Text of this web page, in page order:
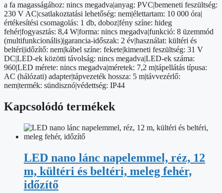
fehér,
programok
mennyiség
a fa magasságához: nincs megadva|anyag: PVC|bemeneti feszültség:
230 V AC|csatlakoztatási lehetőség: nem|élettartam: 10 000 óra|
értékesítési csomagolás: 1 db, doboz|fény színe: hideg
fehér|fogyasztás: 8,4 W|forma: nincs megadva|funkció: 8 üzemmód
(multifunkcionális)|garancia-időszak: 2 év|használat: kültéri és
beltéri|időzítő: nem|kábel színe: fekete|kimeneti feszültség: 31 V
DC|LED-ek közötti távolság: nincs megadva|LED-ek száma:
960|LED mérete: nincs megadva|méretek: 7,2 m|tápellátás típusa:
AC (hálózati) adapter|tápvezeték hossza: 5 m|távvezérlő:
nem|termék: sündisznó|védettség: IP44
Kapcsolódó termékek
LED nano lánc napelemmel, réz, 12
m, kültéri és beltéri, meleg fehér,
időzítő